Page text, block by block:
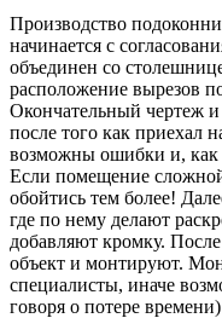
Производство
начинается с
объединен со
расположение вырезов
Окончательный чертеж и
после того как приехал
возможны ошибки и, как
Если помещение
обойтись тем более!
где по нему делают
добавляют кромку.
объект и монтируют.
специалисты, иначе
говоря о потере